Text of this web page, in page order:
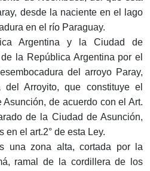
desde la naciente en el lago
en el río Paraguay.
Argentina y la Ciudad de
la República Argentina por el
del arroyo Paray,
del Arroyito, que constituye el
Asunción, de acuerdo con el Art.
de la Ciudad de Asunción,
en el art.2° de esta Ley.
una zona alta, cortada por la
ramal de la cordillera de los